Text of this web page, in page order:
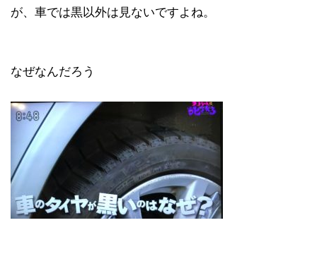
が、車では黒以外は見ないですよね。
なぜなんだろう